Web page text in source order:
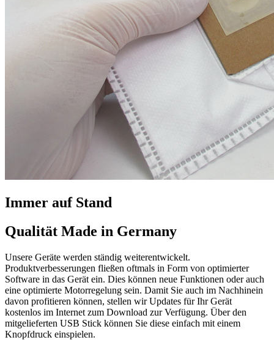
Immer auf Stand
Qualität Made in Germany
Unsere Geräte werden ständig weiterentwickelt.
Produktverbesserungen fließen oftmals in Form von optimierter
Software in das Gerät ein. Dies können neue Funktionen oder auch
eine optimierte Motorregelung sein. Damit Sie auch im Nachhinein
davon profitieren können, stellen wir Updates für Ihr Gerät
kostenlos im Internet zum Download zur Verfügung. Über den
mitgelieferten USB Stick können Sie diese einfach mit einem
Knopfdruck einspielen.